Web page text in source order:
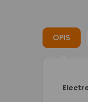
OPIS